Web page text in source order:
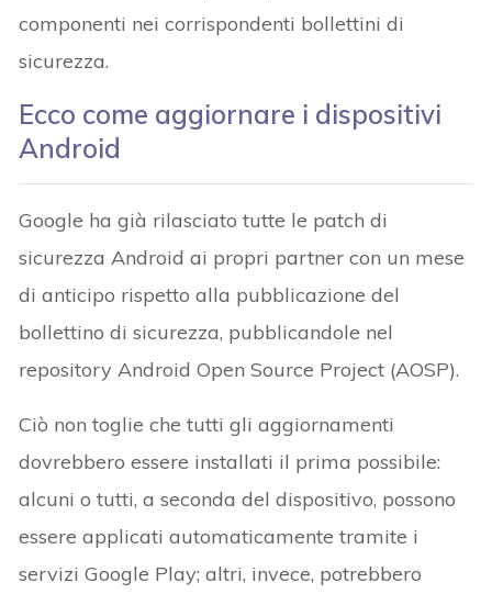
componenti nei corrispondenti bollettini di
sicurezza.
Ecco come aggiornare i dispositivi
Android
Google ha già rilasciato tutte le patch di
sicurezza Android ai propri partner con un mese
di anticipo rispetto alla pubblicazione del
bollettino di sicurezza, pubblicandole nel
repository Android Open Source Project (AOSP).
Ciò non toglie che tutti gli aggiornamenti
dovrebbero essere installati il prima possibile:
alcuni o tutti, a seconda del dispositivo, possono
essere applicati automaticamente tramite i
servizi Google Play; altri, invece, potrebbero